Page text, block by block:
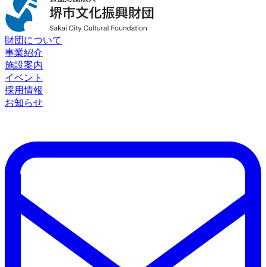
財団について
事業紹介
施設案内
イベント
採用情報
お知らせ